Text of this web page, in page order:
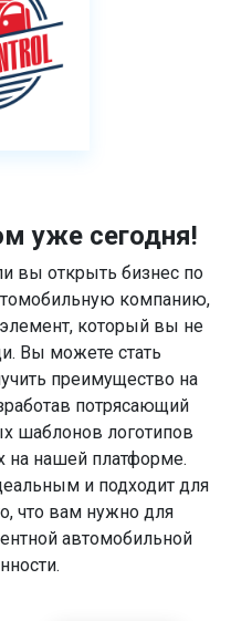
уже сегодня!
вы открыть бизнес по
компанию,
который вы не
Вы можете стать
преимущество на
потрясающий
шаблонов логотипов
на нашей платформе.
и подходит для
что вам нужно для
автомобильной